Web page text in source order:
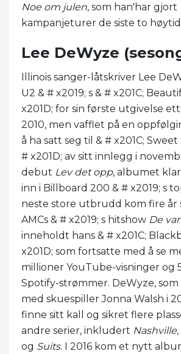
Noe om julen, som han'har gjort
kampanjeturer de siste to
Lee DeWyze
Illinois sanger-låtskriver Lee
U2 & # x2019; s & # x201C;
x201D; for sin første utgivelse
2010, men vafflet på en
å ha satt seg til & # x201C;
# x201D; av sitt innlegg i
debut Lev det opp, albumet
inn i Billboard 200 & # x2019; s
neste store utbrudd kom fire år
AMCs & # x2019; s hitshow De
inneholdt hans & # x201C;
x201D; som fortsatte med å se
millioner YouTube-visninger og
Spotify-strømmer. DeWyze,
med skuespiller Jonna Walsh i
finne sitt kall og sikret flere
andre serier, inkludert Nashville,
og Suits. I 2016 kom et nytt